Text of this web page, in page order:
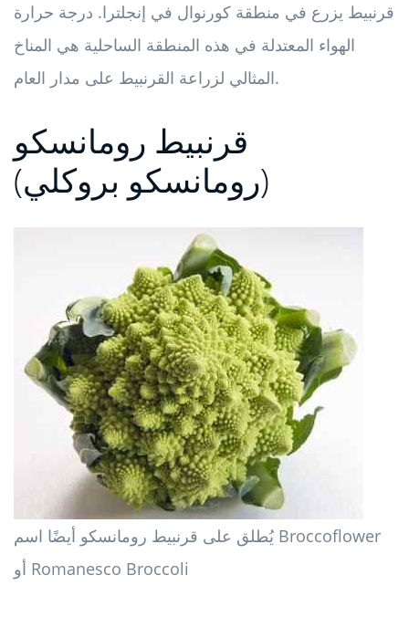
قرنبيط يزرع في منطقة كورنوال في إنجلترا. درجة حرارة
الهواء المعتدلة في هذه المنطقة الساحلية هي المناخ
المثالي لزراعة القرنبيط على مدار العام.
قرنبيط رومانسكو
(رومانسكو بروكلي)
يُطلق على قرنبيط رومانسكو أيضًا اسم Broccoflower
أو Romanesco Broccoli